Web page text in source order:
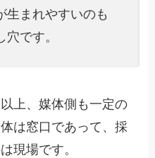
生まれやすいのも
です。
上、媒体側も一定の
は窓口であって、採
現場です。